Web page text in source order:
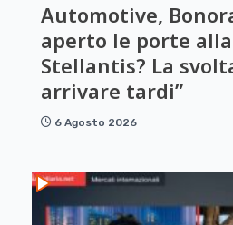
Automotive,
aperto le porte
Stellantis? La
arrivare tardi”
6 Agosto 2026